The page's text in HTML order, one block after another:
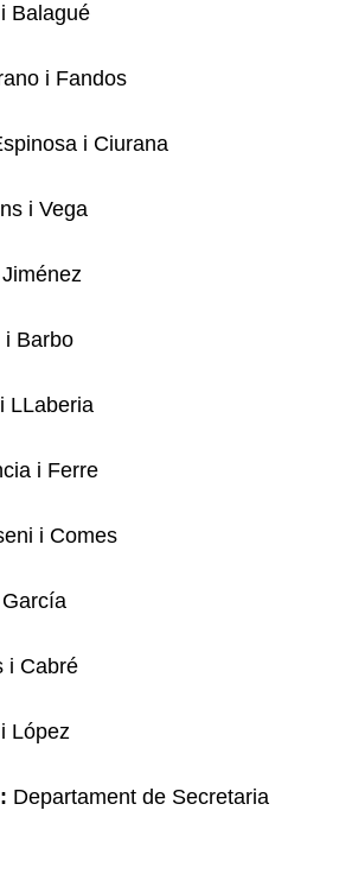
Balagué
i Fandos
i Ciurana
i Vega
i Barbo
LLaberia
i Ferre
i Comes
i Cabré
López
Departament de Secretaria